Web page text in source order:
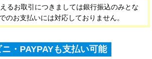
るお取引につきましては銀行振込のみとな
のお支払いには対応しておりません。
ニ・PAYPAYも支払い可能